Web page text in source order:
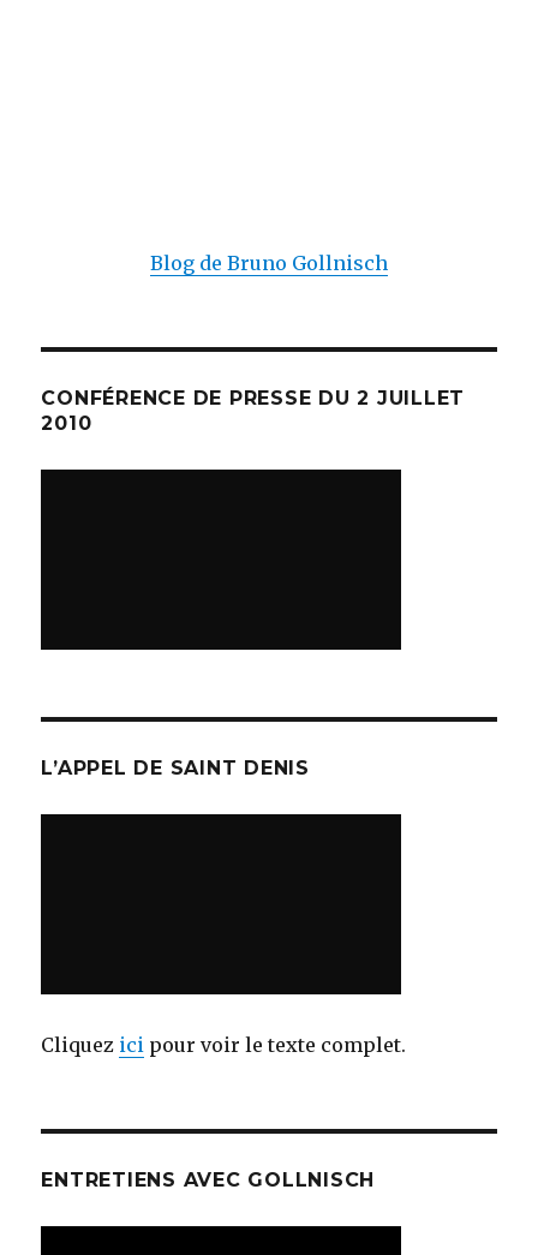
Blog de Bruno Gollnisch
CONFÉRENCE DE PRESSE DU 2 JUILLET
2010
L’APPEL DE SAINT DENIS
Cliquez ici pour voir le texte complet.
ENTRETIENS AVEC GOLLNISCH